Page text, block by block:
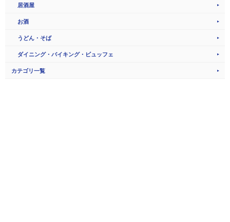
居酒屋
お酒
うどん・そば
ダイニング・バイキング・ビュッフェ
カテゴリ一覧